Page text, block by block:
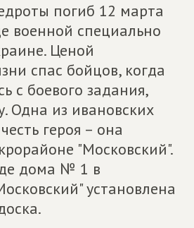
погиб 12 марта
военной специально
Ценой
спас бойцов, когда
с боевого задания,
Одна из ивановских
героя – она
"Московский".
дома № 1 в
установлена